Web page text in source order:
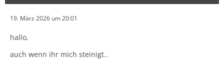
19. März 2026 um 20:01
hallo,
auch wenn ihr mich steinigt..